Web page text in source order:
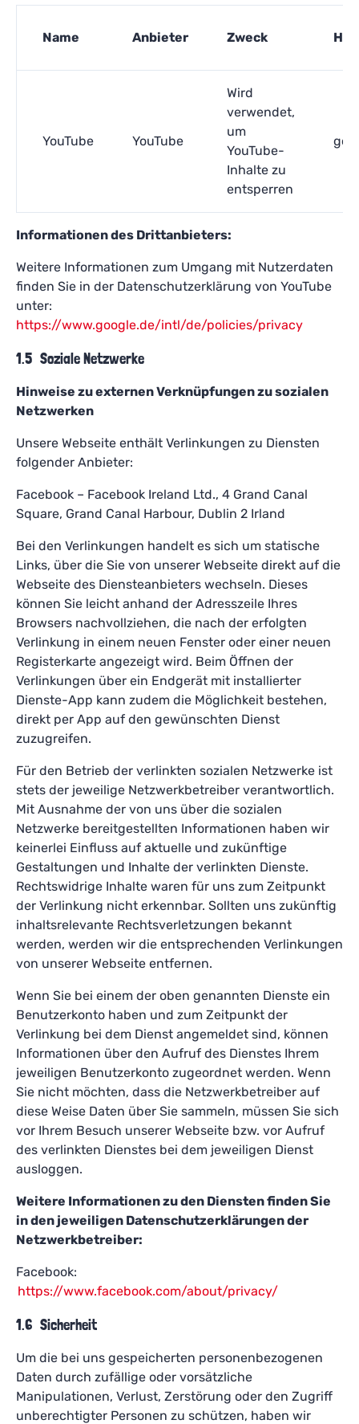
Name Anbieter Zweck
YouTube YouTube
Wird
verwendet,
um
YouTube-
Inhalte zu
entsperren
Informationen des Drittanbieters:
Weitere Informationen zum Umgang mit Nutzerdaten
finden Sie in der Datenschutzerklärung von YouTube
unter:
https://www.google.de/intl/de/policies/privacy
1.5 Soziale Netzwerke
Hinweise zu externen Verknüpfungen zu sozialen
Netzwerken
Unsere Webseite enthält Verlinkungen zu Diensten
folgender Anbieter:
Facebook – Facebook Ireland Ltd., 4 Grand Canal
Square, Grand Canal Harbour, Dublin 2 Irland
Bei den Verlinkungen handelt es sich um statische
Links, über die Sie von unserer Webseite direkt auf die
Webseite des Diensteanbieters wechseln. Dieses
können Sie leicht anhand der Adresszeile Ihres
Browsers nachvollziehen, die nach der erfolgten
Verlinkung in einem neuen Fenster oder einer neuen
Registerkarte angezeigt wird. Beim Öffnen der
Verlinkungen über ein Endgerät mit installierter
Dienste-App kann zudem die Möglichkeit bestehen,
direkt per App auf den gewünschten Dienst
zuzugreifen.
Für den Betrieb der verlinkten sozialen Netzwerke ist
stets der jeweilige Netzwerkbetreiber verantwortlich.
Mit Ausnahme der von uns über die sozialen
Netzwerke bereitgestellten Informationen haben wir
keinerlei Einfluss auf aktuelle und zukünftige
Gestaltungen und Inhalte der verlinkten Dienste.
Rechtswidrige Inhalte waren für uns zum Zeitpunkt
der Verlinkung nicht erkennbar. Sollten uns zukünftig
inhaltsrelevante Rechtsverletzungen bekannt
werden, werden wir die entsprechenden Verlinkungen
von unserer Webseite entfernen.
Wenn Sie bei einem der oben genannten Dienste ein
Benutzerkonto haben und zum Zeitpunkt der
Verlinkung bei dem Dienst angemeldet sind, können
Informationen über den Aufruf des Dienstes Ihrem
jeweiligen Benutzerkonto zugeordnet werden. Wenn
Sie nicht möchten, dass die Netzwerkbetreiber auf
diese Weise Daten über Sie sammeln, müssen Sie sich
vor Ihrem Besuch unserer Webseite bzw. vor Aufruf
des verlinkten Dienstes bei dem jeweiligen Dienst
ausloggen.
Weitere Informationen zu den Diensten finden Sie
in den jeweiligen Datenschutzerklärungen der
Netzwerkbetreiber:
Facebook:
https://www.facebook.com/about/privacy/
1.6 Sicherheit
Um die bei uns gespeicherten personenbezogenen
Daten durch zufällige oder vorsätzliche
Manipulationen, Verlust, Zerstörung oder den Zugriff
unberechtigter Personen zu schützen, haben wir